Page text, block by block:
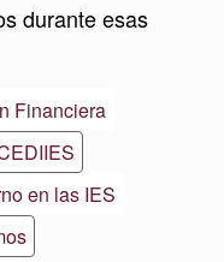
durante esas
Financiera
en las IES